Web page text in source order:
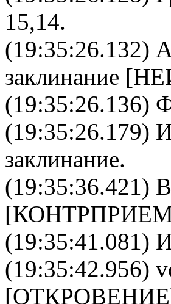
15,14.
(19:35:26.132)
заклинание [
(19:35:26.136)
(19:35:26.179)
заклинание.
(19:35:36.421)
[
(19:35:41.081)
(19:35:42.956)
[ОТКРОВЕНИЕ